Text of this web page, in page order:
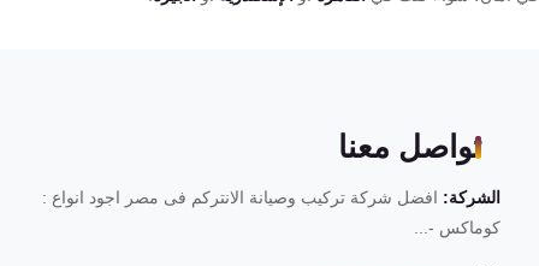
تواصل معنا
الشركة:افضل شركة تركيب وصيانة الانتركم فى مصر اجود انواع :
كوماكس -...